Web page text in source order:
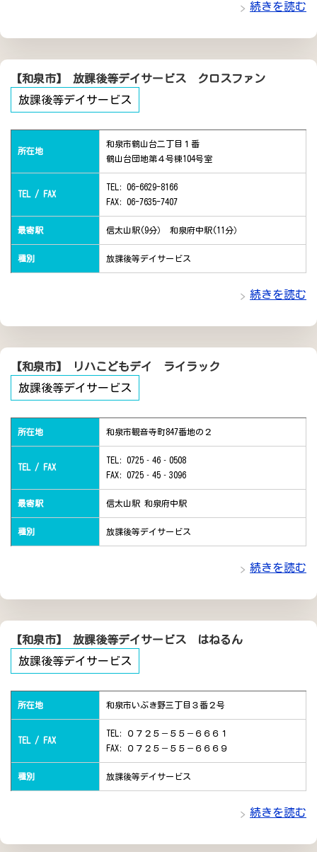
続きを読む
【和泉市】 放課後等デイサービス クロスファン
放課後等デイサービス
所在地
和泉市鶴山台二丁目１番
鶴山台団地第４号棟104号室
TEL / FAX
TEL: 06-6629-8166
FAX: 06-7635-7407
最寄駅 信太山駅(9分） 和泉府中駅(11分）
種別 放課後等デイサービス
続きを読む
【和泉市】 リハこどもデイ ライラック
放課後等デイサービス
所在地 和泉市観音寺町847番地の２
TEL / FAX
TEL: 0725‐46‐0508
FAX: 0725‐45‐3096
最寄駅 信太山駅 和泉府中駅
種別 放課後等デイサービス
続きを読む
【和泉市】 放課後等デイサービス はねるん
放課後等デイサービス
所在地 和泉市いぶき野三丁目３番２号
TEL / FAX
TEL: ０７２５－５５－６６６１
FAX: ０７２５－５５－６６６９
種別 放課後等デイサービス
続きを読む